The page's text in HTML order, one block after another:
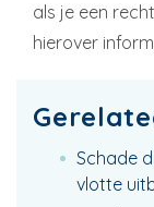
als je een
hierover
Schade
vlotte